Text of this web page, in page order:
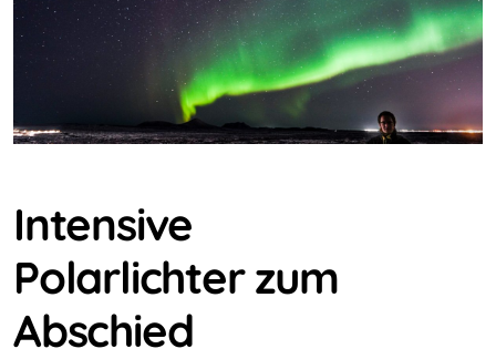
Intensive
Polarlichter zum
Abschied